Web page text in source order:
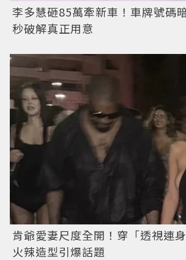
李多慧砸85萬牽新車！車牌號
秒破解真正用意
肯爺愛妻尺度全開！穿「透視連
火辣造型引爆話題